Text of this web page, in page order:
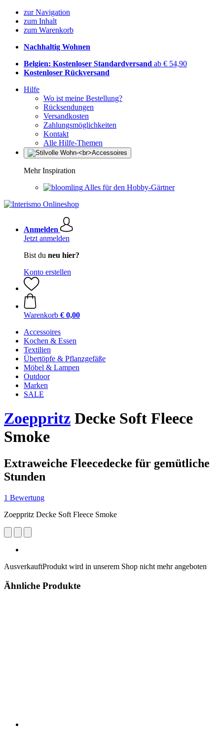
zur Navigation
zum Inhalt
zum Warenkorb
Nachhaltig Wohnen
Belgien: Kostenloser Standardversand ab € 54,90
Kostenloser Rückversand
Hilfe
Wo ist meine Bestellung?
Rücksendungen
Versandkosten
Zahlungsmöglichkeiten
Kontakt
Alle Hilfe-Themen
Mehr Inspiration
Alles für den Hobby-Gärtner
Anmelden
Jetzt anmelden
Bist du neu hier?
Konto erstellen
Warenkorb € 0,00
Accessoires
Kochen & Essen
Textilien
Übertöpfe & Pflanzgefäße
Möbel & Lampen
Outdoor
Marken
SALE
Zoeppritz Decke Soft Fleece
Smoke
Extraweiche Fleecedecke für gemütliche
Stunden
1 Bewertung
Zoeppritz Decke Soft Fleece Smoke
AusverkauftProdukt wird in unserem Shop nicht mehr angeboten
Ähnliche Produkte